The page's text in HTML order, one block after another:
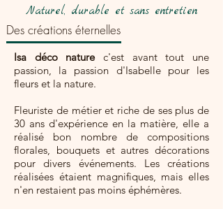
Naturel, durable et sans entretien
Des créations éternelles
Isa déco naturec'est avant tout une
passion, la passion d'Isabelle pour les
fleurs et la nature.
Fleuriste de métier et riche de ses plus de
30 ans d'expérience en la matière, elle a
réalisé bon nombre de compositions
florales, bouquets et autres décorations
pour divers événements. Les créations
réalisées étaient magnifiques, mais elles
n'en restaient pas moins éphémères.